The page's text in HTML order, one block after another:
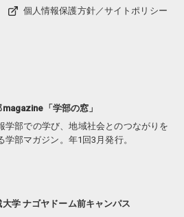
個人情報保護方針／サイトポリシー
magazine「学部の窓」
学部での学び、地域社会とのつながりを
学部マガジン。年1回3月発行。
大学 ナゴヤドーム前キャンパス